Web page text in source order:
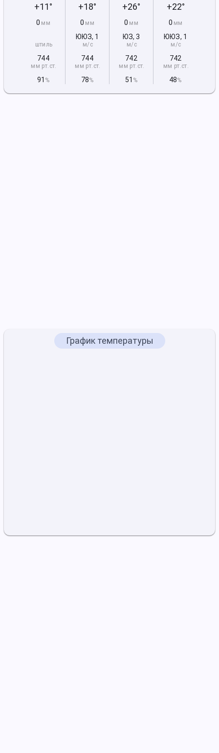
+11°
0 мм
штиль
744
мм рт.ст.
91 %
+18°
0 мм
ЮЮЗ, 1
м/с
744
мм рт.ст.
78%
+26°
0 мм
ЮЗ,3
м/с
742
мм рт.ст.
51 %
+22°
0 мм
ЮЮЗ, 1
м/с
742
мм рт.ст.
48%
График температуры